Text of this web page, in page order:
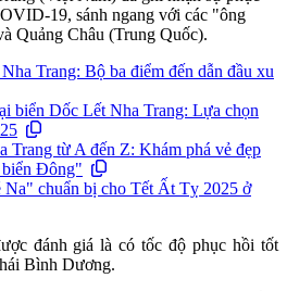
19, sánh ngang với các "ông
Quảng Châu (Trung Quốc).
Trang: Bộ ba điểm đến dẫn đầu xu
biển Dốc Lết Nha Trang: Lựa chọn
Trang từ A đến Z: Khám phá vẻ đẹp
biển Đông"
chuẩn bị cho Tết Ất Tỵ 2025 ở
đánh giá là có tốc độ phục hồi tốt
Bình Dương.